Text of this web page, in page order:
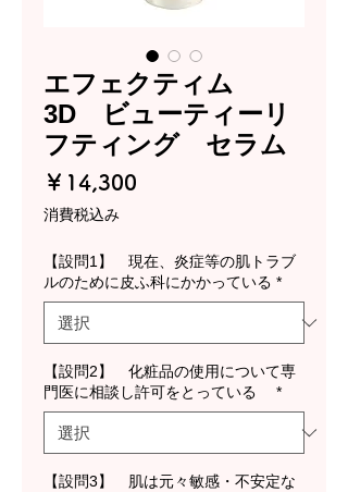
エフェクティム
3D ビューティーリ
フティング セラム
￥14,300
消費税込み
【設問1】 現在、炎症等の肌トラブ
ルのために皮ふ科にかかっている *
【設問2】 化粧品の使用について専
門医に相談し許可をとっている
*
【設問3】 肌は元々敏感・不安定な